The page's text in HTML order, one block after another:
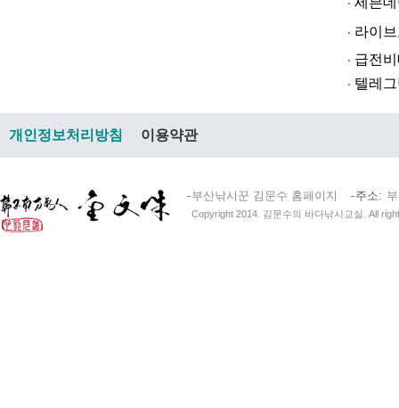
라­이브토­
급전비대면
텔레그램
개인정보처리방침 이용약관
부산낚시꾼 김문수 홈페이지 주소
Copyright 2014. 김문수의 바다낚시교실. All